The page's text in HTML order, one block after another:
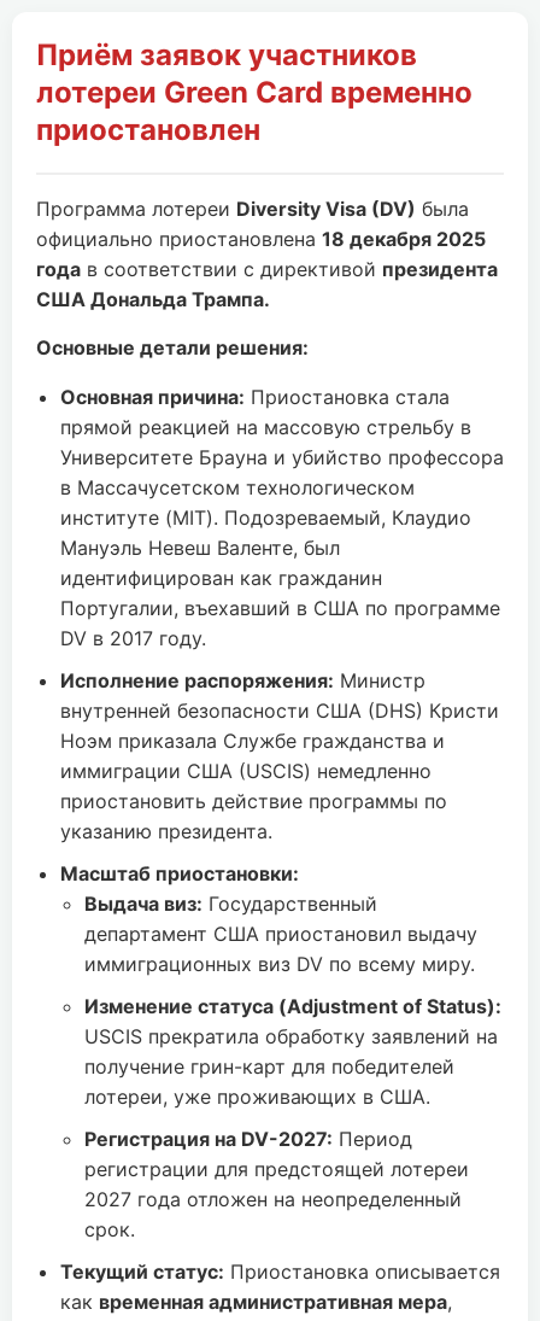
Приём заявок участников
лотереи Green Card временно
приостановлен
Программа лотереи Diversity Visa (DV) была
официально приостановлена 18 декабря 2025
года в соответствии с директивой президента
США Дональда Трампа.
Основные детали решения:
Основная причина: Приостановка стала
прямой реакцией на массовую стрельбу в
Университете Брауна и убийство профессора
в Массачусетском технологическом
институте (MIT). Подозреваемый, Клаудио
Мануэль Невеш Валенте, был
идентифицирован как гражданин
Португалии, въехавший в США по программе
DV в 2017 году.
Исполнение распоряжения: Министр
внутренней безопасности США (DHS) Кристи
Ноэм приказала Службе гражданства и
иммиграции США (USCIS) немедленно
приостановить действие программы по
указанию президента.
Масштаб приостановки:
Выдача виз: Государственный
департамент США приостановил выдачу
иммиграционных виз DV по всему миру.
Изменение статуса (Adjustment of Status):
USCIS прекратила обработку заявлений на
получение грин-карт для победителей
лотереи, уже проживающих в США.
Регистрация на DV-2027: Период
регистрации для предстоящей лотереи
2027 года отложен на неопределенный
срок.
Текущий статус: Приостановка описывается
как временная административная мера,